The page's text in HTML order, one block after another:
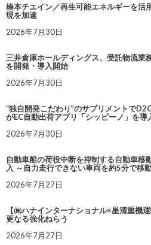
椿本チエイン／再生可能エネルギーを活
現を加速
2026年7月30日
三井倉庫ホールディングス、受託物流業
を開発・導入開始
2026年7月30日
“独自開発こだわり”のサプリメントで
がEC自動出荷アプリ「シッピーノ」を導
2026年7月30日
自動車船の荷役中断を抑制する自動車移
入 ～自力走行できない車両を約5分で移
2026年7月27日
【㈱ハナインターナショナル×星清重機
更なる強化ねらう
2026年7月27日